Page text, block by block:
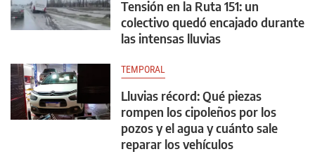
Tensión en la Ruta 151: un
colectivo quedó encajado durante
las intensas lluvias
TEMPORAL
Lluvias récord: Qué piezas
rompen los cipoleños por los
pozos y el agua y cuánto sale
reparar los vehículos